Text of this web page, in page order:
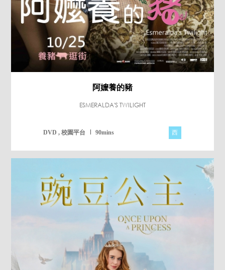
阿嬤養的豬
ESMERALDA'S TWILIGHT
DVD , 校園平台 90mins 西